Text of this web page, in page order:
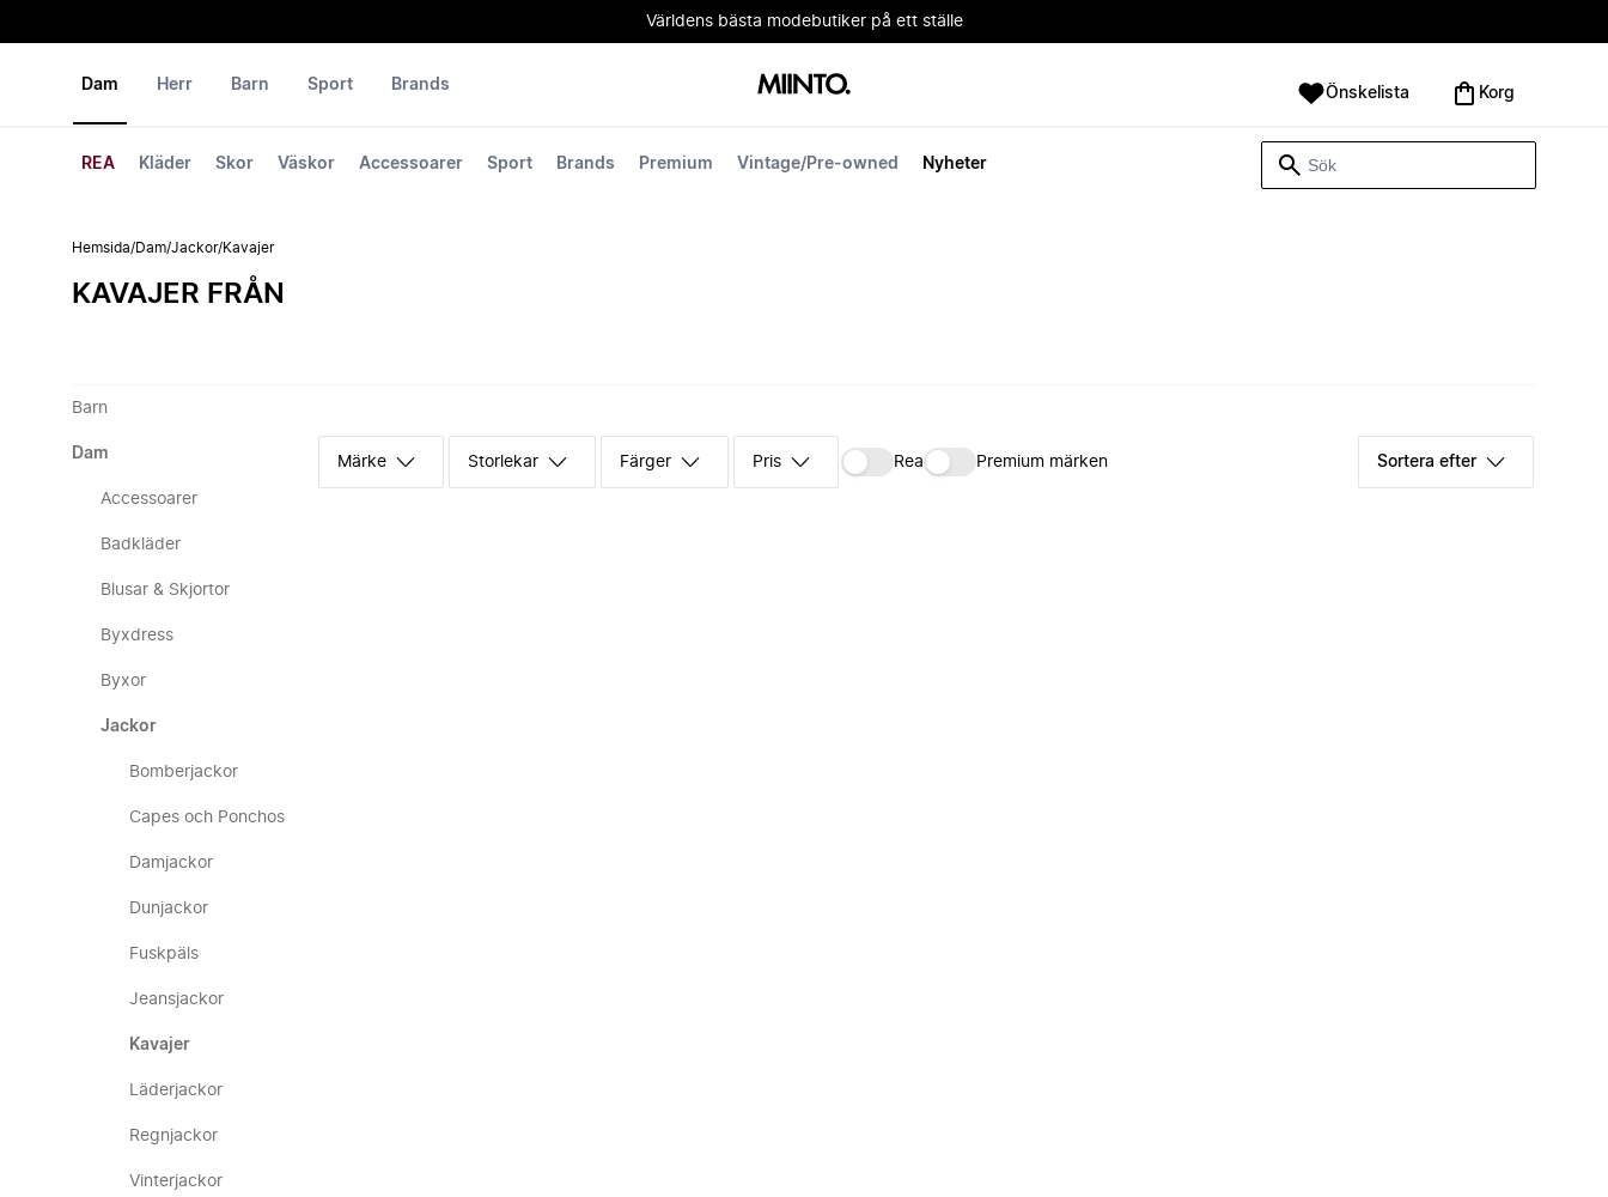
Världens bästa modebutiker på ett ställe
Dam
REA Kläder Skor Väskor Accessoarer Sport Brands Premium Vintage/Pre-owned Nyheter
Herr Barn Sport Brands Önskelista Korg
Hemsida/Dam/Jackor/Kavajer
KAVAJER FRÅN
Barn
Dam
Accessoarer
Badkläder
Blusar & Skjortor
Byxdress
Byxor
Jackor
Bomberjackor
Capes och Ponchos
Damjackor
Dunjackor
Fuskpäls
Jeansjackor
Kavajer
Läderjackor
Regnjackor
Vinterjackor
Märke Storlekar Färger Pris Rea Premium märken Sortera efter